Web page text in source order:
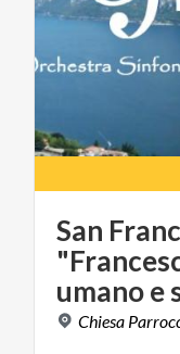
San
Chiesa